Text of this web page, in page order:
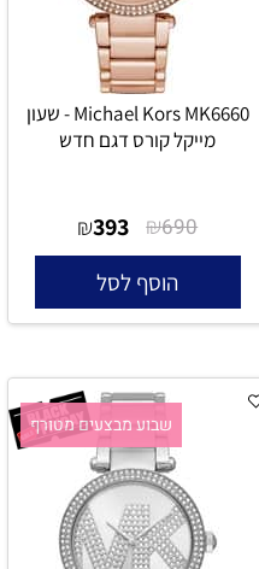
Michael Kors MK6660 - שעון
מייקל קורס דגם חדש
₪690
₪393
הוסף לסל
שבוע מבצעים מטורף